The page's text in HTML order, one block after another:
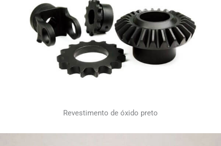
Revestimento de óxido preto